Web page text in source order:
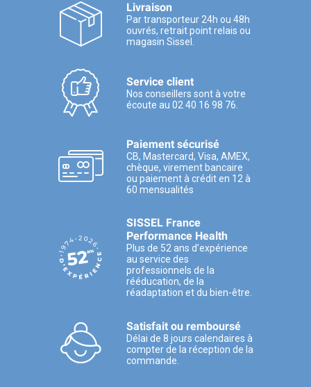
Livraison
Par transporteur 24h ou 48h
ouvrés, retrait point relais ou
magasin Sissel.
Service client
Nos conseillers sont à votre
écoute au 02 40 16 98 76.
Paiement sécurisé
CB, Mastercard, Visa, AMEX,
chèque, virement bancaire
ou paiement à crédit en 12 à
60 mensualités
SISSEL France
Performance Health
Plus de 52 ans d’expérience
au service des
professionnels de la
rééducation, de la
réadaptation et du bien-être.
Satisfait ou remboursé
Délai de 8 jours calendaires à
compter de la réception de la
commande.